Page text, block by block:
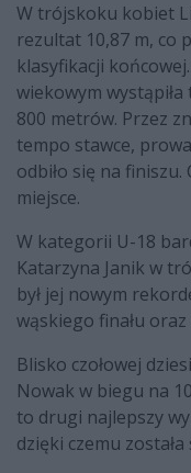
W trójskoku kobiet
rezultat 10,87 m, co
klasyfikacji
wiekowym
800 metrów. Przez
tempo stawce,
odbiło się na finiszu.
miejsce.
W kategorii U-18
Katarzyna Janik w
był jej nowym
wąskiego finału
Blisko czołowej
Nowak w biegu na
to drugi najlepszy
dzięki czemu